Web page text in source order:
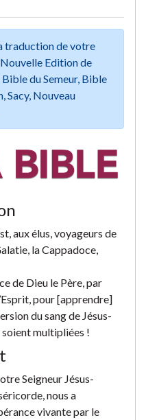
traduction de votre
Edition de
du Semeur, Bible
Sacy, Nouveau
aux élus, voyageurs de
la Cappadoce,
de Dieu le Père, par
pour [apprendre]
du sang de Jésus-
multipliées !
Seigneur Jésus-
nous a
vivante par le